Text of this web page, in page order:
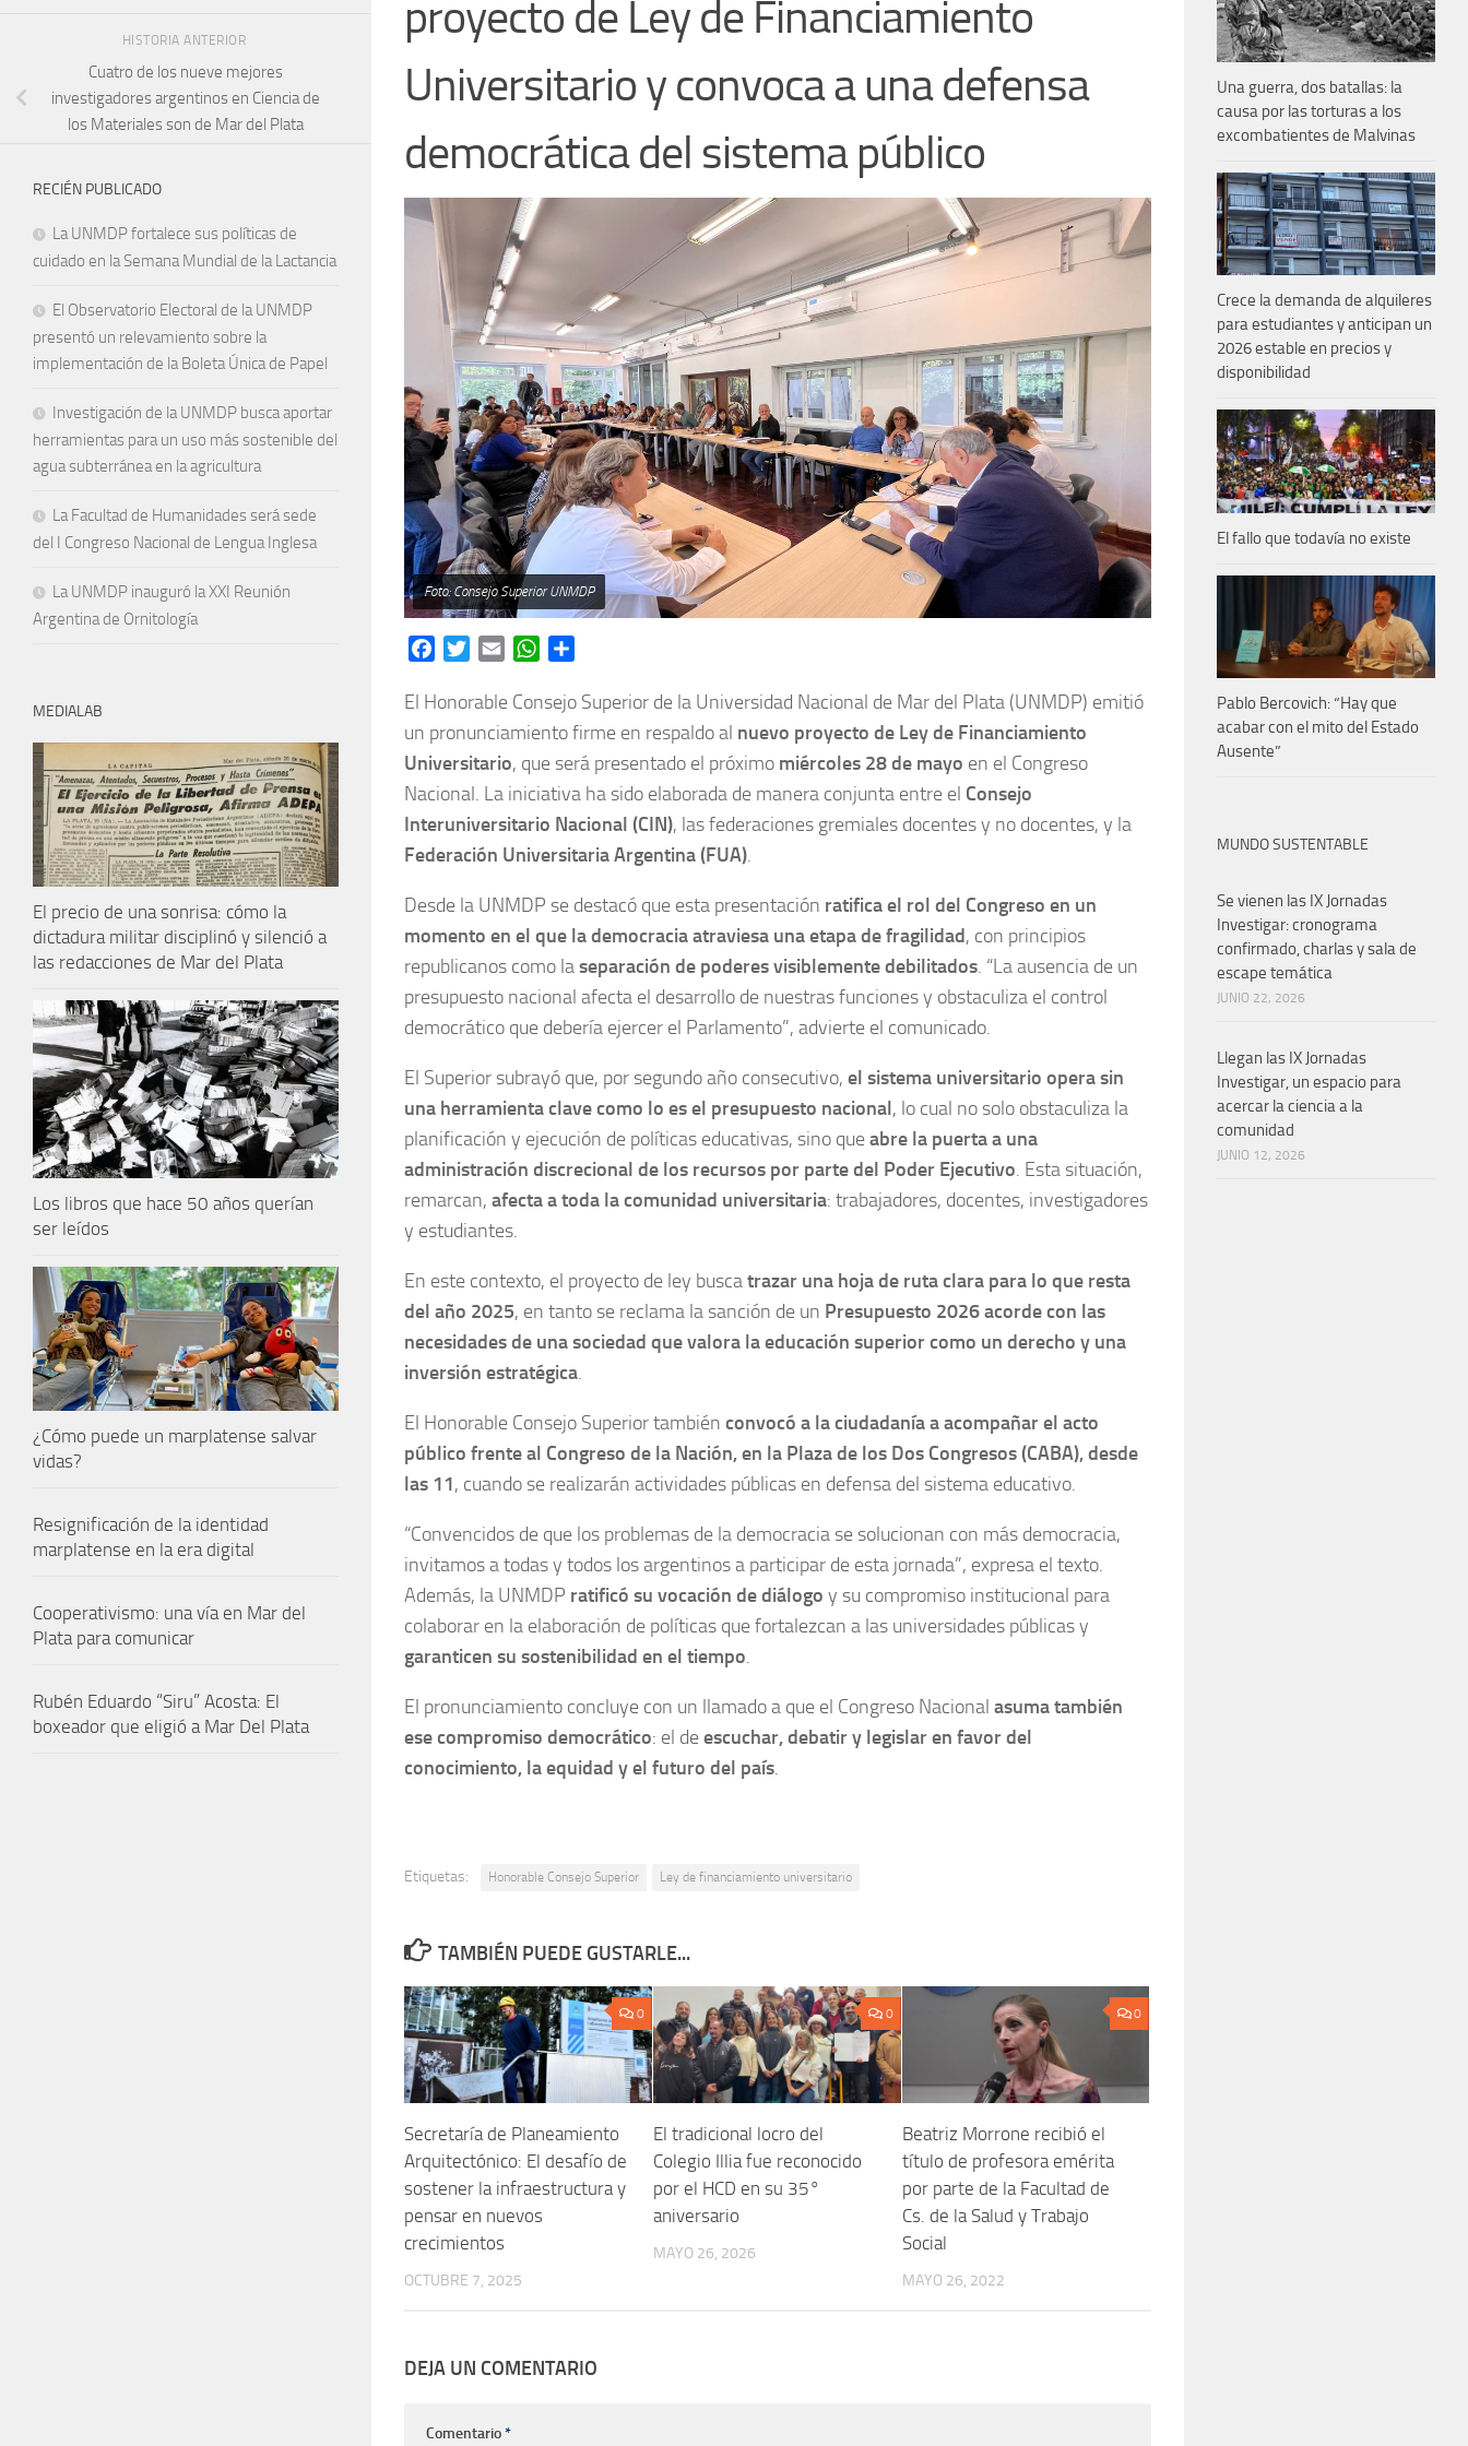
proyecto de Ley de Financiamiento
Universitario y convoca a una defensa
democrática del sistema público
Foto: Consejo Superior UNMDP
FacebookTwitterEmail WhatsApp
El Honorable Consejo Superior de la Universidad Nacional de Mar del Plata (UNMDP) emitió
un pronunciamiento firme en respaldo al nuevo proyecto de Ley de Financiamiento
Universitario, que será presentado el próximo miércoles 28 de mayo en el Congreso
Nacional. La iniciativa ha sido elaborada de manera conjunta entre el Consejo
Interuniversitario Nacional (CIN), las federaciones gremiales docentes y no docentes, y la
Federación Universitaria Argentina (FUA).
Desde la UNMDP se destacó que esta presentación ratifica el rol del Congreso en un
momento en el que la democracia atraviesa una etapa de fragilidad, con principios
republicanos como laseparación de poderes visiblemente debilitados. “La ausencia de un
presupuesto nacional afecta el desarrollo de nuestras funciones y obstaculiza el control
democrático que debería ejercer el Parlamento”, advierte el comunicado.
El Superior subrayó que, por segundo año consecutivo, el sistema universitario opera sin
una herramienta clave como lo es el presupuesto nacional, lo cual no solo obstaculiza la
planificación y ejecución de políticas educativas, sino queabre la puerta a una
administración discrecional de los recursos por parte del Poder Ejecutivo. Esta situación,
remarcan, afecta a toda la comunidad universitaria: trabajadores, docentes, investigadores
y estudiantes.
En este contexto, el proyecto de ley buscatrazar una hoja de ruta clara para lo que resta
del año 2025, en tanto se reclama la sanción de un Presupuesto 2026 acorde con las
necesidades de una sociedad que valora la educación superior como un derecho y una
inversión estratégica.
El Honorable Consejo Superior también convocó a la ciudadanía a acompañar el acto
público frente al Congreso de la Nación, en la Plaza de los Dos Congresos (CABA), desde
las 11, cuando se realizarán actividades públicas en defensa del sistema educativo.
“Convencidos de que los problemas de la democracia se solucionan con más democracia,
invitamos a todas y todos los argentinos a participar de esta jornada”, expresa el texto.
Además, la UNMDP ratificó su vocación de diálogo y su compromiso institucional para
colaborar en la elaboración de políticas que fortalezcan a las universidades públicas y
garanticen su sostenibilidad en el tiempo.
El pronunciamiento concluye con un llamado a que el Congreso Nacional asuma también
ese compromiso democrático: el deescuchar, debatir y legislar en favor del
conocimiento, la equidad y el futuro del país.
Etiquetas: Honorable Consejo Superior Ley de financiamiento universitario
TAMBIÉN PUEDE GUSTARLE...
0
Secretaría de Planeamiento
Arquitectónico: El desafío de
sostener la infraestructura y
pensar en nuevos
crecimientos
OCTUBRE 7, 2025
0
El tradicional locro del
Colegio Illia fue reconocido
por el HCD en su 35°
aniversario
MAYO 26, 2026
0
Beatriz Morrone recibió el
título de profesora emérita
por parte de la Facultad de
Cs. de la Salud y Trabajo
Social
MAYO 26, 2022
DEJA UN COMENTARIO
Comentario*
HISTORIA ANTERIOR
Cuatro de los nueve mejores
investigadores argentinos en Ciencia de
los Materiales son de Mar del Plata
RECIÉN PUBLICADO
La UNMDP fortalece sus políticas de
cuidado en la Semana Mundial de la Lactancia
El Observatorio Electoral de la UNMDP
presentó un relevamiento sobre la
implementación de la Boleta Única de Papel
Investigación de la UNMDP busca aportar
herramientas para un uso más sostenible del
agua subterránea en la agricultura
La Facultad de Humanidades será sede
del I Congreso Nacional de Lengua Inglesa
La UNMDP inauguró la XXI Reunión
Argentina de Ornitología
MEDIALAB
El precio de una sonrisa: cómo la
dictadura militar disciplinó y silenció a
las redacciones de Mar del Plata
Los libros que hace 50 años querían
ser leídos
¿Cómo puede un marplatense salvar
vidas?
Resignificación de la identidad
marplatense en la era digital
Cooperativismo: una vía en Mar del
Plata para comunicar
Rubén Eduardo “Siru” Acosta: El
boxeador que eligió a Mar Del Plata
Una guerra, dos batallas: la
causa por las torturas a los
excombatientes de Malvinas
Crece la demanda de alquileres
para estudiantes y anticipan un
2026 estable en precios y
disponibilidad
El fallo que todavía no existe
Pablo Bercovich: “Hay que
acabar con el mito del Estado
Ausente”
MUNDO SUSTENTABLE
Se vienen las IX Jornadas
Investigar: cronograma
confirmado, charlas y sala de
escape temática
JUNIO 22, 2026
Llegan las IX Jornadas
Investigar, un espacio para
acercar la ciencia a la
comunidad
JUNIO 12, 2026